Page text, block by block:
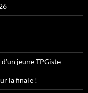
jeune TPGiste
la finale !